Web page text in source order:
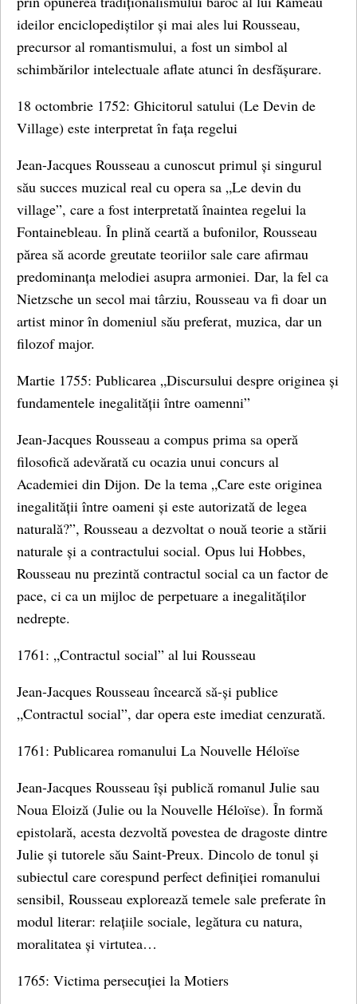
ideilor enciclopediștilor și mai ales lui Rousseau,
precursor al romantismului, a fost un simbol al
schimbărilor intelectuale aflate atunci în desfășurare.
18 octombrie 1752: Ghicitorul satului (Le Devin de
Village) este interpretat în fața regelui
Jean-Jacques Rousseau a cunoscut primul și singurul
său succes muzical real cu opera sa „Le devin du
village”, care a fost interpretată înaintea regelui la
Fontainebleau. În plină ceartă a bufonilor, Rousseau
părea să acorde greutate teoriilor sale care afirmau
predominanța melodiei asupra armoniei. Dar, la fel ca
Nietzsche un secol mai târziu, Rousseau va fi doar un
artist minor în domeniul său preferat, muzica, dar un
filozof major.
Martie 1755: Publicarea „Discursului despre originea și
fundamentele inegalității între oamenni”
Jean-Jacques Rousseau a compus prima sa operă
filosofică adevărată cu ocazia unui concurs al
Academiei din Dijon. De la tema „Care este originea
inegalității între oameni și este autorizată de legea
naturală?”, Rousseau a dezvoltat o nouă teorie a stării
naturale și a contractului social. Opus lui Hobbes,
Rousseau nu prezintă contractul social ca un factor de
pace, ci ca un mijloc de perpetuare a inegalităților
nedrepte.
1761: „Contractul social” al lui Rousseau
Jean-Jacques Rousseau încearcă să-și publice
„Contractul social”, dar opera este imediat cenzurată.
1761: Publicarea romanului La Nouvelle Héloïse
Jean-Jacques Rousseau își publică romanul Julie sau
Noua Eloiză (Julie ou la Nouvelle Héloïse). În formă
epistolară, acesta dezvoltă povestea de dragoste dintre
Julie și tutorele său Saint-Preux. Dincolo de tonul și
subiectul care corespund perfect definiției romanului
sensibil, Rousseau explorează temele sale preferate în
modul literar: relațiile sociale, legătura cu natura,
moralitatea și virtutea…
1765: Victima persecuției la Motiers